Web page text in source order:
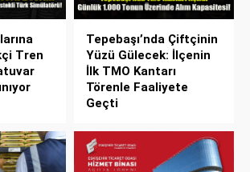
Tren
Tepebaşı’nda Çiftçinin
Yüzü Gülecek: İlçenin
İlk TMO Kantarı
Törenle Faaliyete
Geçti